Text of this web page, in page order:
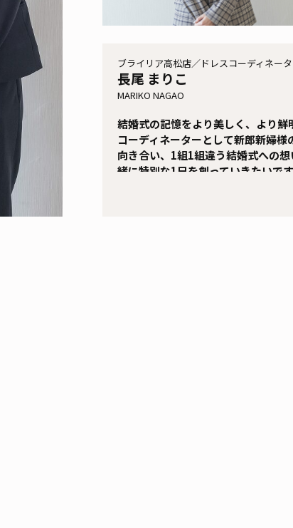
ブライリア高松店／ドレスコーディネー
長尾 まりこ
MARIKO NAGAO
結婚式の記憶をより美しく、より鮮
コーディネーターとして新郎新婦様
向き合い、1組1組違う結婚式への
緒に特別な1日を創っていきたいです